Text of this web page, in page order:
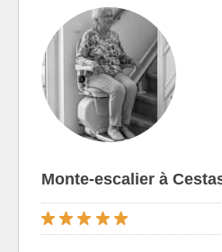
Monte-escalier à